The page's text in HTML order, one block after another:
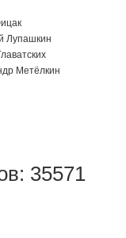
Лупашкин
Метёлкин
35571